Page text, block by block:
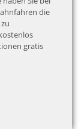
die
gratis